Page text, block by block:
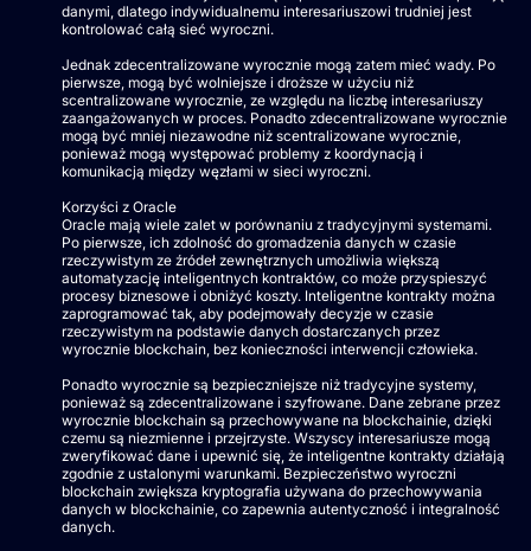
danymi, dlatego indywidualnemu interesariuszowi trudniej jest
kontrolować całą sieć wyroczni.
Jednak zdecentralizowane wyrocznie mogą zatem mieć wady. Po
pierwsze, mogą być wolniejsze i droższe w użyciu niż
scentralizowane wyrocznie, ze względu na liczbę interesariuszy
zaangażowanych w proces. Ponadto zdecentralizowane wyrocznie
mogą być mniej niezawodne niż scentralizowane wyrocznie,
ponieważ mogą występować problemy z koordynacją i
komunikacją między węzłami w sieci wyroczni.
Korzyści z Oracle
Oracle mają wiele zalet w porównaniu z tradycyjnymi systemami.
Po pierwsze, ich zdolność do gromadzenia danych w czasie
rzeczywistym ze źródeł zewnętrznych umożliwia większą
automatyzację inteligentnych kontraktów, co może przyspieszyć
procesy biznesowe i obniżyć koszty. Inteligentne kontrakty można
zaprogramować tak, aby podejmowały decyzje w czasie
rzeczywistym na podstawie danych dostarczanych przez
wyrocznie blockchain, bez konieczności interwencji człowieka.
Ponadto wyrocznie są bezpieczniejsze niż tradycyjne systemy,
ponieważ są zdecentralizowane i szyfrowane. Dane zebrane przez
wyrocznie blockchain są przechowywane na blockchainie, dzięki
czemu są niezmienne i przejrzyste. Wszyscy interesariusze mogą
zweryfikować dane i upewnić się, że inteligentne kontrakty działają
zgodnie z ustalonymi warunkami. Bezpieczeństwo wyroczni
blockchain zwiększa kryptografia używana do przechowywania
danych w blockchainie, co zapewnia autentyczność i integralność
danych.